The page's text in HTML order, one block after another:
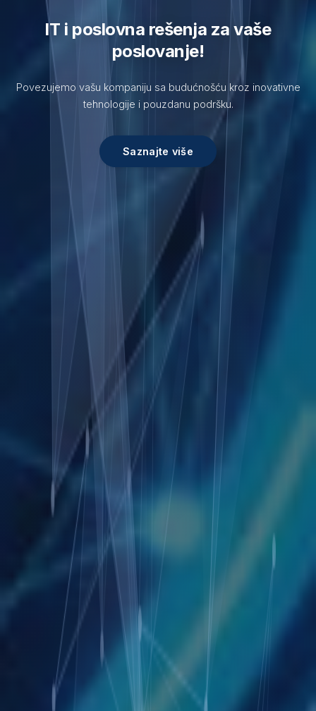
IT i poslovna rešenja za vaše
poslovanje!
Povezujemo vašu kompaniju sa budućnošću kroz inovativne
tehnologije i pouzdanu podršku.
Saznajte više